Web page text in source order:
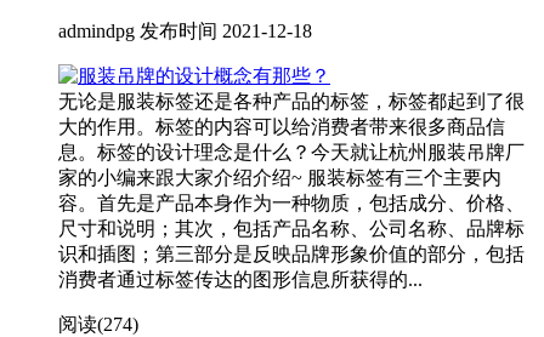
admindpg 发布时间 2021-12-18
无论是服装标签还是各种产品的标签，标签都起到了很
大的作用。标签的内容可以给消费者带来很多商品信
息。标签的设计理念是什么？今天就让杭州服装吊牌厂
家的小编来跟大家介绍介绍~ 服装标签有三个主要内
容。首先是产品本身作为一种物质，包括成分、价格、
尺寸和说明；其次，包括产品名称、公司名称、品牌标
识和插图；第三部分是反映品牌形象价值的部分，包括
消费者通过标签传达的图形信息所获得的...
阅读(274)